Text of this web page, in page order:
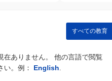
すべての教育
在ありません。 他の言語で閲覧
い。例： English